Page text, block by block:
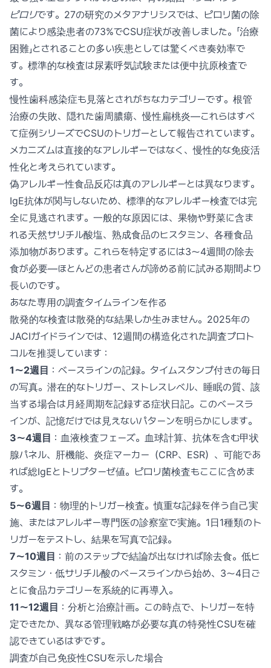
ピロリです。27の研究のメタアナリシスでは、ピロリ菌の除
菌により感染患者の73%でCSU症状が改善しました。「治療
困難」とされることの多い疾患としては驚くべき奏効率で
す。標準的な検査は尿素呼気試験または便中抗原検査で
す。
慢性歯科感染症も見落とされがちなカテゴリーです。根管
治療の失敗、隠れた歯周膿瘍、慢性扁桃炎—これらはすべ
て症例シリーズでCSUのトリガーとして報告されています。
メカニズムは直接的なアレルギーではなく、慢性的な免疫活
性化と考えられています。
偽アレルギー性食品反応は真のアレルギーとは異なります。
IgE抗体が関与しないため、標準的なアレルギー検査では完
全に見逃されます。一般的な原因には、果物や野菜に含ま
れる天然サリチル酸塩、熟成食品のヒスタミン、各種食品
添加物があります。これらを特定するには3〜4週間の除去
食が必要—ほとんどの患者さんが諦める前に試みる期間より
長いのです。
あなた専用の調査タイムラインを作る
散発的な検査は散発的な結果しか生みません。2025年の
JACIガイドラインでは、12週間の構造化された調査プロト
コルを推奨しています：
1〜2週目 ：ベースラインの記録。タイムスタンプ付きの毎日
の写真。潜在的なトリガー、ストレスレベル、睡眠の質、該
当する場合は月経周期を記録する症状日記。このベースラ
インが、記憶だけでは見えないパターンを明らかにします。
3〜4週目 ：血液検査フェーズ。血球計算、抗体を含む甲状
腺パネル、肝機能、炎症マーカー（CRP、ESR）、可能であ
れば総IgEとトリプターゼ値。ピロリ菌検査もここに含めま
す。
5〜6週目 ：物理的トリガー検査。慎重な記録を伴う自己実
施、またはアレルギー専門医の診察室で実施。1日1種類のト
リガーをテストし、結果を写真で記録。
7〜10週目 ：前のステップで結論が出なければ除去食。低ヒ
スタミン・低サリチル酸のベースラインから始め、3〜4日ご
とに食品カテゴリーを系統的に再導入。
11〜12週目 ：分析と治療計画。この時点で、トリガーを特
定できたか、異なる管理戦略が必要な真の特発性CSUを確
認できているはずです。
調査が自己免疫性CSUを示した場合